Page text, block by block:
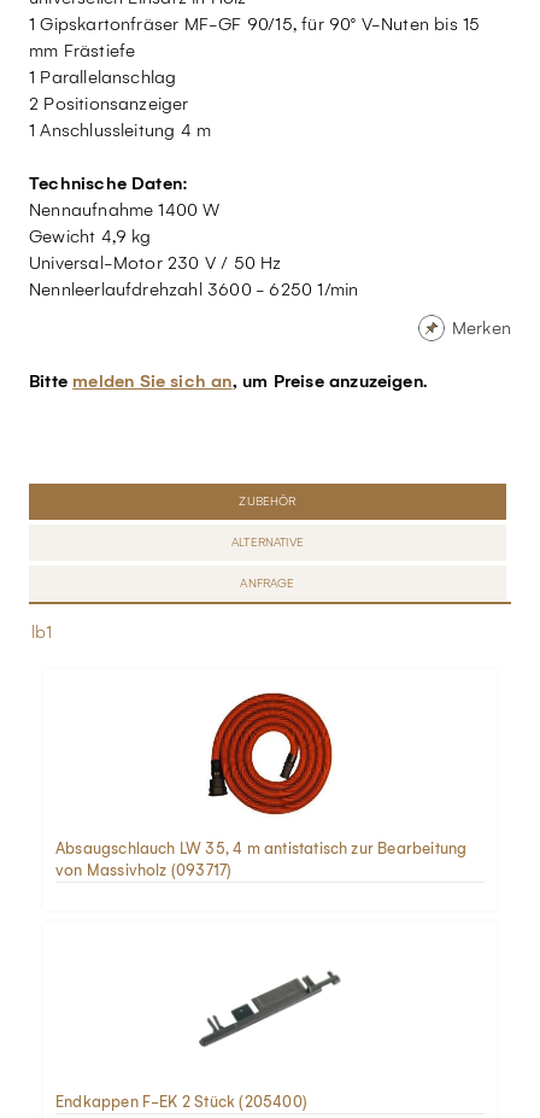
1 Gipskartonfräser MF-GF 90/15, für 90° V-Nuten bis 15
mm Frästiefe
1 Parallelanschlag
2 Positionsanzeiger
1 Anschlussleitung 4 m
Technische Daten:
Nennaufnahme 1400 W
Gewicht 4,9 kg
Universal-Motor 230 V / 50 Hz
Nennleerlaufdrehzahl 3600 - 6250 1/min
Merken
Bitte melden Sie sich an, um Preise anzuzeigen.
ZUBEHÖR
ALTERNATIVE
ANFRAGE
lb1
Absaugschlauch LW 35, 4 m antistatisch zur Bearbeitung
von Massivholz (093717)
Endkappen F-EK 2 Stück (205400)